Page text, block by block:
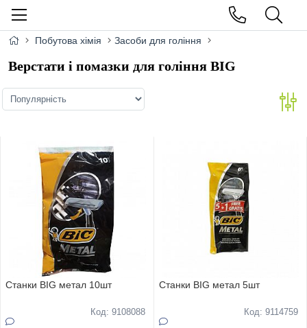
Побутова хімія Засоби для гоління
Верстати і помазки для гоління BIG
Станки BIG метал 10шт
Код: 9108088
Станки BIG метал 5шт
Код: 9114759